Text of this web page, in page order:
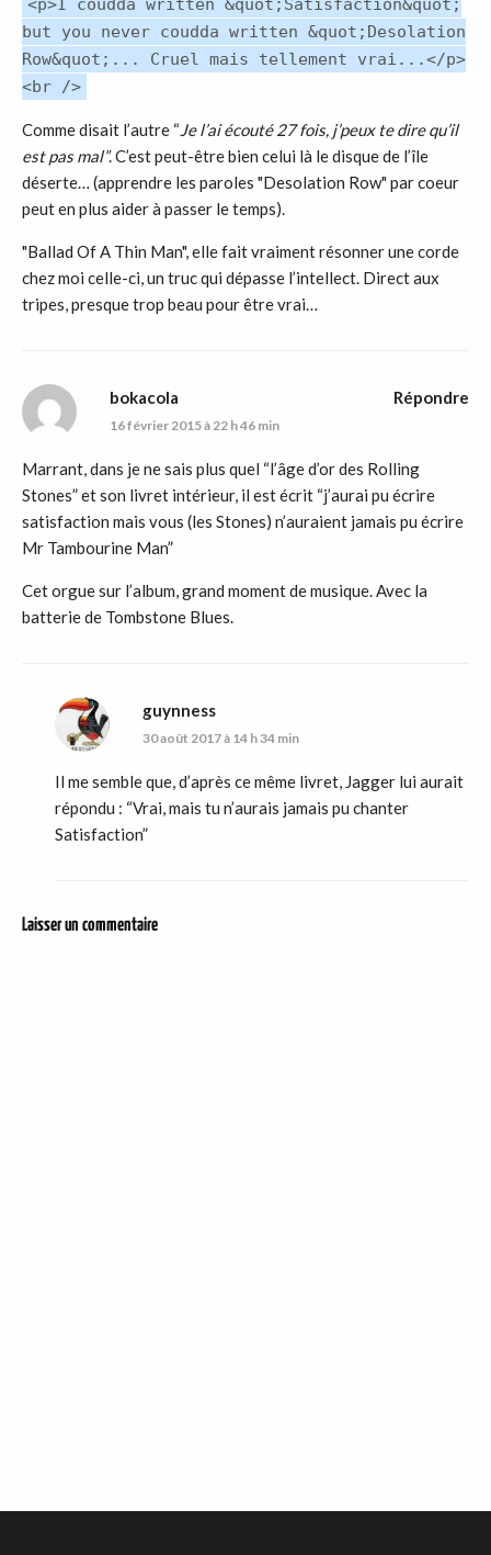
<p>I coudda written &quot;Satisfaction&quot;
but you never coudda written &quot;Desolation
Row&quot;... Cruel mais tellement vrai...</p>
<br />
Comme disait l’autre “Je l’ai écouté 27 fois, j’peux te dire qu’il
est pas mal”. C’est peut-être bien celui là le disque de l’île
déserte… (apprendre les paroles "Desolation Row" par coeur
peut en plus aider à passer le temps).
"Ballad Of A Thin Man", elle fait vraiment résonner une corde
chez moi celle-ci, un truc qui dépasse l’intellect. Direct aux
tripes, presque trop beau pour être vrai…
bokacola
16 février 2015 à 22 h 46 min
Marrant, dans je ne sais plus quel “l’âge d’or des Rolling
Stones” et son livret intérieur, il est écrit “j’aurai pu écrire
satisfaction mais vous (les Stones) n’auraient jamais pu écrire
Mr Tambourine Man”
Cet orgue sur l’album, grand moment de musique. Avec la
batterie de Tombstone Blues.
Répondre
guynness
30 août 2017 à 14 h 34 min
Il me semble que, d’après ce même livret, Jagger lui aurait
répondu : “Vrai, mais tu n’aurais jamais pu chanter
Satisfaction”
Laisser un commentaire